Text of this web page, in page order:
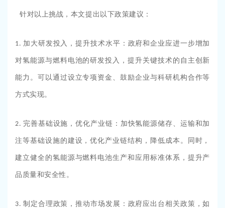
针对以上挑战，本文提出以下政策建议：
1. 加大研发投入，提升技术水平：政府和企业应进一步增加
对氢能源与燃料电池的研发投入，提升关键技术的自主创新
能力。可以通过设立专项资金、鼓励企业与科研机构合作等
方式实现。
2. 完善基础设施，优化产业链：加快氢能源储存、运输和加
注等基础设施的建设，优化产业链结构，降低成本。同时，
建立健全的氢能源与燃料电池生产和应用标准体系，提升产
品质量和安全性。
3. 制定合理政策，推动市场发展：政府应出台相关政策，如